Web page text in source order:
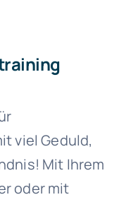
viel Geduld,
Mit Ihrem
oder mit